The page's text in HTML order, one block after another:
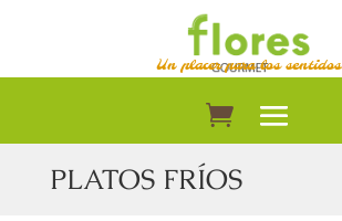
Un placer para los sentidos
PLATOS FRÍOS